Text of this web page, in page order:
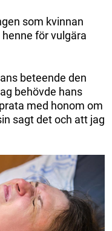
som kvinnan
henne för vulgära
beteende den
behövde hans
med honom om
sagt det och att jag